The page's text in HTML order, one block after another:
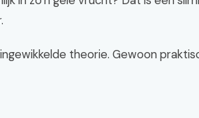
theorie. Gewoon